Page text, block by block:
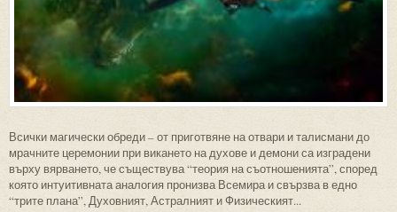
Всички магически обреди – от приготвяне на отвари и талисмани до
мрачните церемонии при викането на духове и демони са изградени
върху вярването, че съществува “теория на съотношенията”, според
която интуитивната аналогия пронизва Всемира и свързва в едно
“трите плана”, Духовният, Астралният и Физическият...